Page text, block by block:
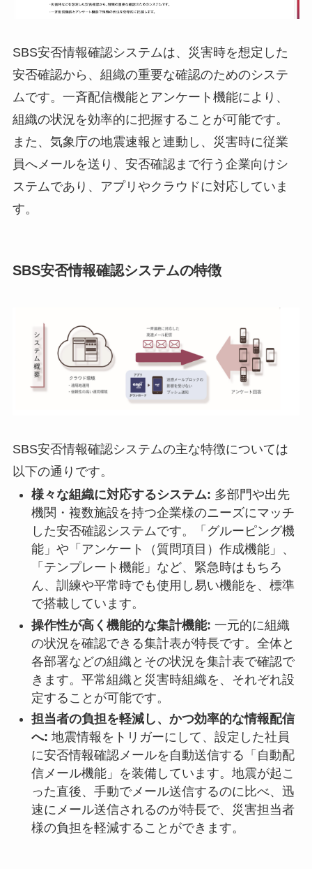
SBS安否情報確認システムは、災害時を想定した
安否確認から、組織の重要な確認のためのシステ
ムです。一斉配信機能とアンケート機能により、
組織の状況を効率的に把握することが可能です。
また、気象庁の地震速報と連動し、災害時に従業
員へメールを送り、安否確認まで行う企業向けシ
ステムであり、アプリやクラウドに対応していま
す。
SBS安否情報確認システムの特徴
SBS安否情報確認システムの主な特徴については
以下の通りです。
様々な組織に対応するシステム: 多部門や出先
機関・複数施設を持つ企業様のニーズにマッチ
した安否確認システムです。「グルーピング機
能」や「アンケート（質問項目）作成機能」、
「テンプレート機能」など、緊急時はもちろ
ん、訓練や平常時でも使用し易い機能を、標準
で搭載しています。
操作性が高く機能的な集計機能: 一元的に組織
の状況を確認できる集計表が特長です。全体と
各部署などの組織とその状況を集計表で確認で
きます。平常組織と災害時組織を、それぞれ設
定することが可能です。
担当者の負担を軽減し、かつ効率的な情報配信
へ: 地震情報をトリガーにして、設定した社員
に安否情報確認メールを自動送信する「自動配
信メール機能」を装備しています。地震が起こ
った直後、手動でメール送信するのに比べ、迅
速にメール送信されるのが特長で、災害担当者
様の負担を軽減することができます。